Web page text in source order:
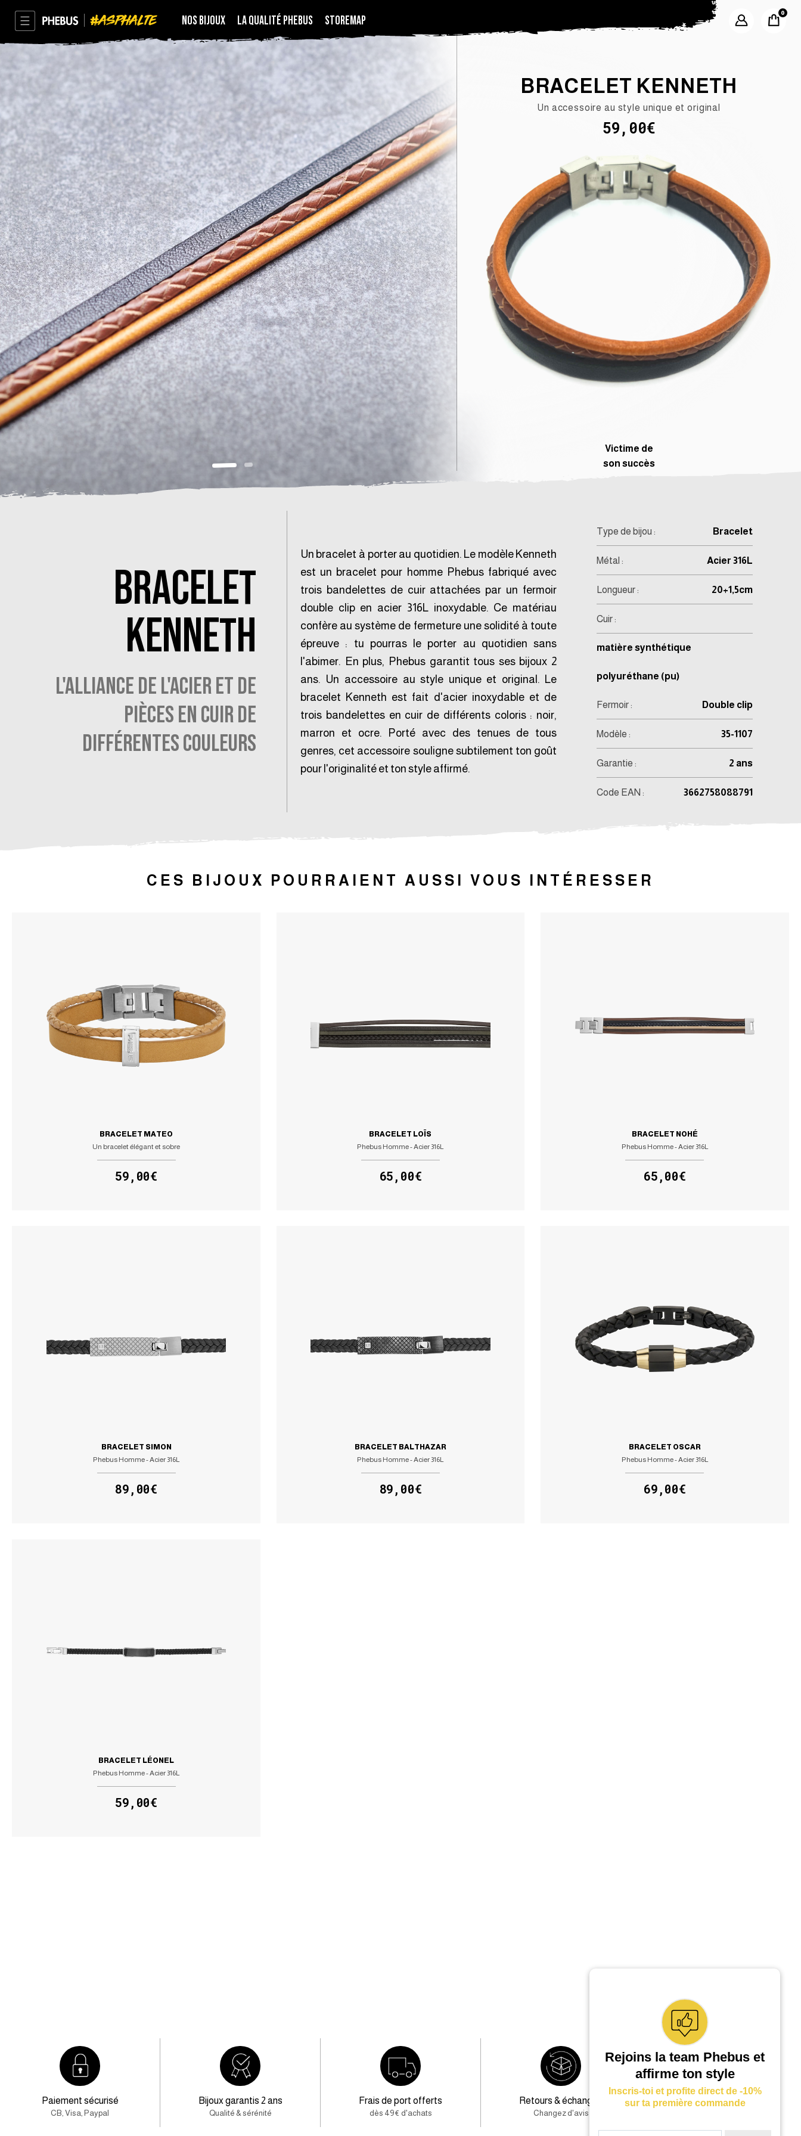
PHEBUS ASPHALTE NOS BIJOUX LA QUALITÉ PHEBUS STOREMAP
BRACELET KENNETH
Un accessoire au style unique et original
59,00€
Victime de
son succès
BRACELET
KENNETH
L'ALLIANCE DE L'ACIER ET DE
PIÈCES EN CUIR DE
DIFFÉRENTES COULEURS
Un bracelet à porter au quotidien. Le modèle Kenneth
est un bracelet pour homme Phebus fabriqué avec
trois bandelettes de cuir attachées par un fermoir
double clip en acier 316L inoxydable. Ce matériau
confère au système de fermeture une solidité à toute
épreuve : tu pourras le porter au quotidien sans
l'abimer. En plus, Phebus garantit tous ses bijoux 2
ans. Un accessoire au style unique et original. Le
bracelet Kenneth est fait d'acier inoxydable et de
trois bandelettes en cuir de différents coloris : noir,
marron et ocre. Porté avec des tenues de tous
genres, cet accessoire souligne subtilement ton goût
pour l'originalité et ton style affirmé.
Type de bijou : Bracelet
Métal : Acier 316L
Longueur : 20+1,5cm
Cuir :
matière synthétique
polyuréthane (pu)
Fermoir : Double clip
Modèle : 35-1107
Garantie : 2 ans
Code EAN : 3662758088791
CES BIJOUX POURRAIENT AUSSI VOUS INTÉRESSER
BRACELET MATEO
Un bracelet élégant et sobre
59,00€
BRACELET LOÏS
Phebus Homme - Acier 316L
65,00€
BRACELET NOHÉ
Phebus Homme - Acier 316L
65,00€
BRACELET SIMON
Phebus Homme - Acier 316L
89,00€
BRACELET BALTHAZAR
Phebus Homme - Acier 316L
89,00€
BRACELET OSCAR
Phebus Homme - Acier 316L
69,00€
BRACELET LÉONEL
Phebus Homme - Acier 316L
59,00€
Paiement sécurisé
CB, Visa, Paypal
Bijoux garantis 2 ans
Qualité & sérénité
Frais de port offerts
dès 49€ d'achats
Retours & échanges
Changez d'avis
Service client (9h-17h)
Rejoins la team Phebus et
affirme ton style
Inscris-toi et profite direct de -10%
sur ta première commande